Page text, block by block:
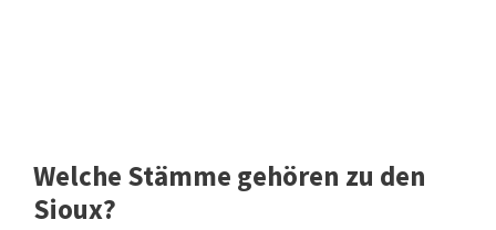
Welche Stämme gehören zu den
Sioux?